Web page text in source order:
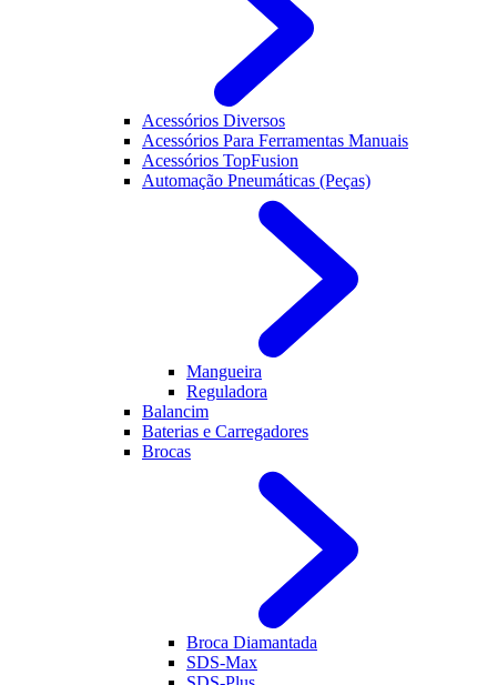
Acessórios Diversos
Acessórios Para Ferramentas Manuais
Acessórios TopFusion
Automação Pneumáticas (Peças)
Mangueira
Reguladora
Balancim
Baterias e Carregadores
Brocas
Broca Diamantada
SDS-Max